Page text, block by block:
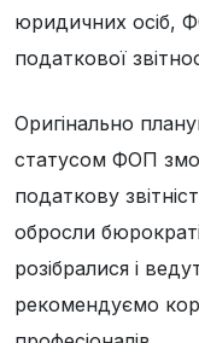
юридичних осіб,
податкової
Оригінально
статусом ФОП
податкову
обросли
розібралися і
рекомендуємо